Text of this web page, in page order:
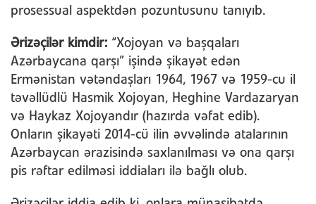
prosessual aspektdən pozuntusunu tanıyıb.
Ərizəçilər kimdir: “Xojoyan və başqaları
Azərbaycana qarşı” işində şikayət edən
Ermənistan vətəndaşları 1964, 1967 və 1959-cu il
təvəllüdlü Hasmik Xojoyan, Heghine Vardazaryan
və Haykaz Xojoyandır (hazırda vəfat edib).
Onların şikayəti 2014-cü ilin əvvəlində atalarının
Azərbaycan ərazisində saxlanılması və ona qarşı
pis rəftar edilməsi iddiaları ilə bağlı olub.